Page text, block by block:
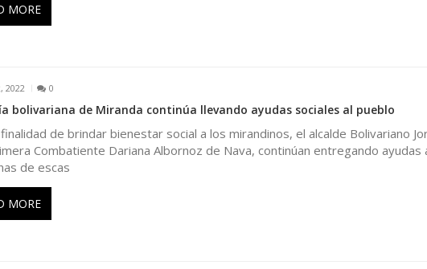
MORE
2022 0
bolivariana de Miranda continúa llevando ayudas sociales al pueblo
de brindar bienestar social a los mirandinos, el alcalde Bolivariano
Combatiente Dariana Albornoz de Nava, continúan entregando ayudas
de escas
MORE